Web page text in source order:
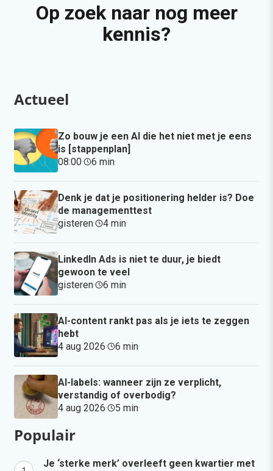
Op zoek naar nog meer
kennis?
Actueel
Zo bouw je een AI die het niet met je eens
is [stappenplan]
08:00· 6 min·
Denk je dat je positionering helder is? Doe
de managementtest
gisteren· 4 min·
LinkedIn Ads is niet te duur, je biedt
gewoon te veel
gisteren· 6 min·
AI-content rankt pas als je iets te zeggen
hebt
4 aug 2026· 6 min·
AI-labels: wanneer zijn ze verplicht,
verstandig of overbodig?
4 aug 2026· 5 min·
Populair
Je ‘sterke merk’ overleeft geen kwartier met